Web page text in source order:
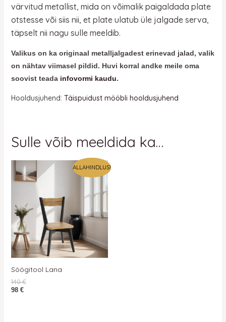
värvitud metallist, mida on võimalik paigaldada plate
otstesse või siis nii, et plate ulatub üle jalgade serva,
täpselt nii nagu sulle meeldib.
Valikus on ka originaal metalljalgadest erinevad jalad, valik
on nähtav viimasel pildid. Huvi korral andke meile oma
soovist teada infovormi kaudu.
Hooldusjuhend: Täispuidust mööbli hooldusjuhend
Sulle võib meeldida ka…
ALLAHINDLUS!
Söögitool Lana
140€
98 €